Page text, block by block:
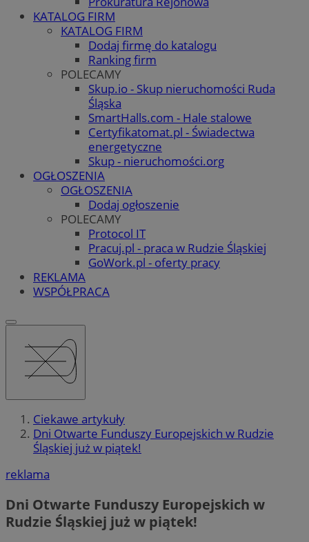
KATALOG FIRM
KATALOG FIRM
Dodaj firmę do katalogu
Ranking firm
POLECAMY
Skup.io - Skup nieruchomości Ruda
Śląska
SmartHalls.com - Hale stalowe
Certyfikatomat.pl - Świadectwa
energetyczne
Skup - nieruchomości.org
OGŁOSZENIA
OGŁOSZENIA
Dodaj ogłoszenie
POLECAMY
Protocol IT
Pracuj.pl - praca w Rudzie Śląskiej
GoWork.pl - oferty pracy
REKLAMA
WSPÓŁPRACA
Ciekawe artykuły
Dni Otwarte Funduszy Europejskich w Rudzie
Śląskiej już w piątek!
reklama
Dni Otwarte Funduszy Europejskich w
Rudzie Śląskiej już w piątek!